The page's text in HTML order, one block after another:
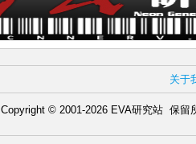
关于
Copyright © 2001-2026 EVA研究站 保